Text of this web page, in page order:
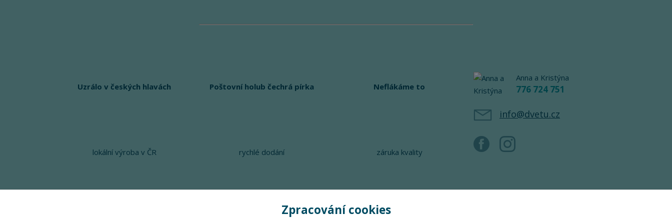
Uzrálo v českých hlavách
lokální výroba v ČR
Poštovní holub čechrá pírka
rychlé dodání
Neflákáme to
záruka kvality
Anna a Kristýna
776 724 751
info@dvetu.cz
Zpracování cookies